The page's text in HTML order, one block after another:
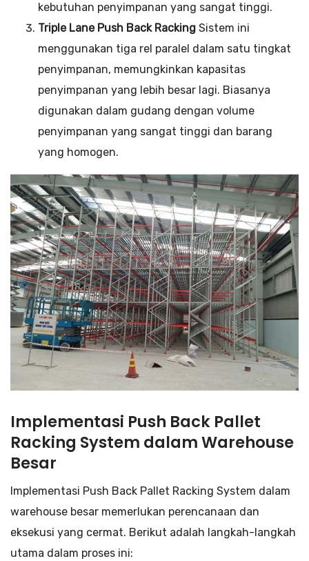
kebutuhan penyimpanan yang sangat tinggi.
Triple Lane Push Back Racking Sistem ini
menggunakan tiga rel paralel dalam satu tingkat
penyimpanan, memungkinkan kapasitas
penyimpanan yang lebih besar lagi. Biasanya
digunakan dalam gudang dengan volume
penyimpanan yang sangat tinggi dan barang
yang homogen.
Implementasi Push Back Pallet
Racking System dalam Warehouse
Besar
Implementasi Push Back Pallet Racking System dalam
warehouse besar memerlukan perencanaan dan
eksekusi yang cermat. Berikut adalah langkah-langkah
utama dalam proses ini: